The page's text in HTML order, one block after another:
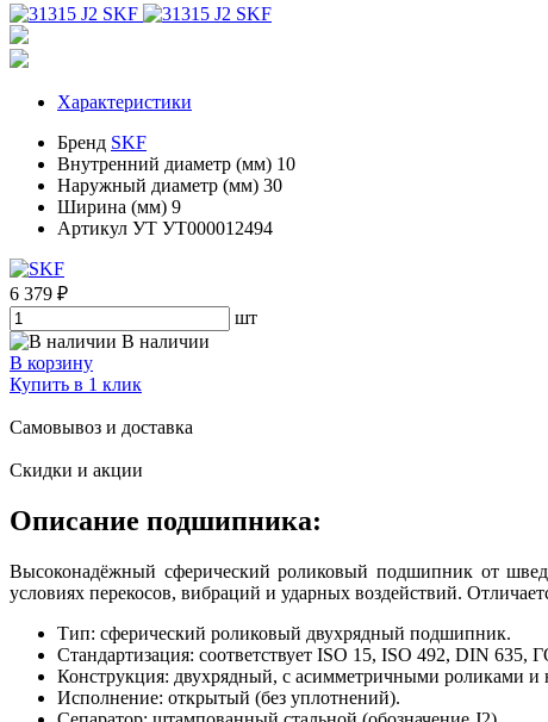
Характеристики
Бренд SKF
Внутренний диаметр (мм) 10
Наружный диаметр (мм) 30
Ширина (мм) 9
Артикул УТ УТ000012494
6 379 ₽
шт
В наличии
В корзину
Купить в 1 клик
Самовывоз и доставка
Скидки и акции
Описание подшипника:
Высоконадёжный сферический роликовый подшипник от
условиях перекосов, вибраций и ударных воздействий.
Тип: сферический роликовый двухрядный подшипник.
Стандартизация: соответствует ISO 15, ISO 492, DIN 635,
Конструкция: двухрядный, с асимметричными роликами
Исполнение: открытый (без уплотнений).